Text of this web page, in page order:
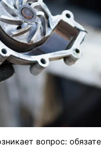
вопрос: